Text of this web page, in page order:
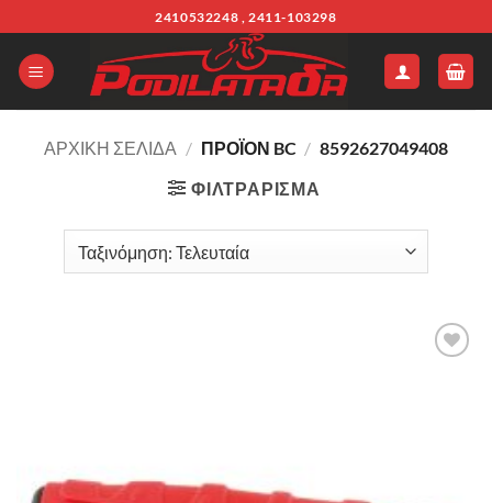
στο
περιεχόμενο
2410532248 , 2411-103298
ΑΡΧΙΚΉ ΣΕΛΊΔΑ / ΠΡΟΪΌΝ BC / 8592627049408
ΦΙΛΤΡΆΡΙΣΜΑ